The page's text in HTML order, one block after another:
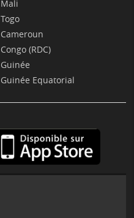
Mali
Togo
Cameroun
Congo (RDC)
Guinée
Guinée Equatorial